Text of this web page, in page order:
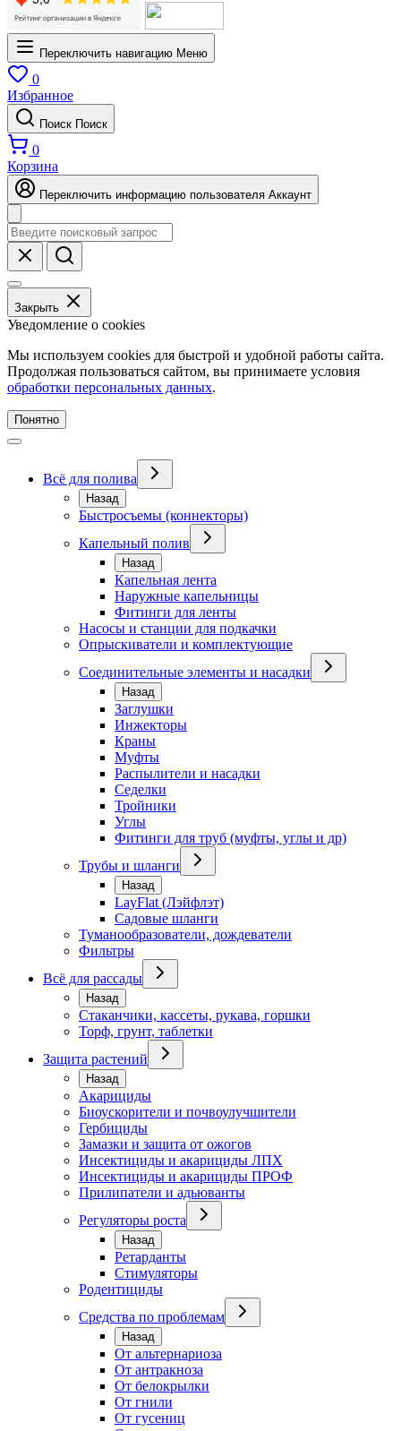
Переключить навигацию Меню
0
Избранное
Поиск Поиск
0
Корзина
Переключить информацию пользователя Аккаунт
Закрыть
Уведомление о cookies
Мы используем cookies для быстрой и удобной работы сайта.
Продолжая пользоваться сайтом, вы принимаете условия
обработки персональных данных.
Понятно
Всё для полива
Назад
Быстросъемы (коннекторы)
Капельный полив
Назад
Капельная лента
Наружные капельницы
Фитинги для ленты
Насосы и станции для подкачки
Опрыскиватели и комплектующие
Соединительные элементы и насадки
Назад
Заглушки
Инжекторы
Краны
Муфты
Распылители и насадки
Седелки
Тройники
Углы
Фитинги для труб (муфты, углы и др)
Трубы и шланги
Назад
LayFlat (Лэйфлэт)
Садовые шланги
Туманообразователи, дождеватели
Фильтры
Всё для рассады
Назад
Стаканчики, кассеты, рукава, горшки
Торф, грунт, таблетки
Защита растений
Назад
Акарициды
Биоускорители и почвоулучшители
Гербициды
Замазки и защита от ожогов
Инсектициды и акарициды ЛПХ
Инсектициды и акарициды ПРОФ
Прилипатели и адьюванты
Регуляторы роста
Назад
Ретарданты
Стимуляторы
Родентициды
Средства по проблемам
Назад
От альтернариоза
От антракноза
От белокрылки
От гнили
От гусениц